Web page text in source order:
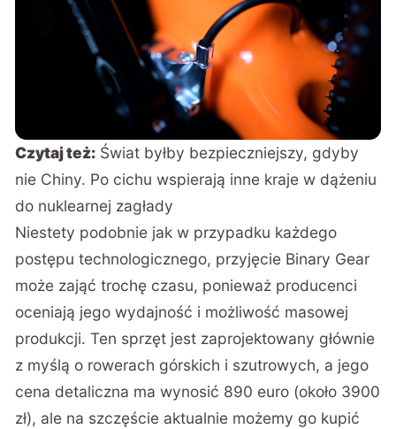
Czytaj też: Świat byłby bezpieczniejszy, gdyby
nie Chiny. Po cichu wspierają inne kraje w dążeniu
do nuklearnej zagłady
Niestety podobnie jak w przypadku każdego
postępu technologicznego, przyjęcie Binary Gear
może zająć trochę czasu, ponieważ producenci
oceniają jego wydajność i możliwość masowej
produkcji. Ten sprzęt jest zaprojektowany głównie
z myślą o rowerach górskich i szutrowych, a jego
cena detaliczna ma wynosić 890 euro (około 3900
zł), ale na szczęście aktualnie możemy go kupić